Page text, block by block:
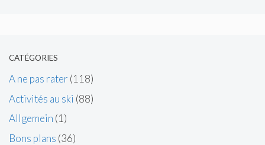
CATÉGORIES
A ne pas rater (118)
Activités au ski (88)
Allgemein (1)
Bons plans (36)